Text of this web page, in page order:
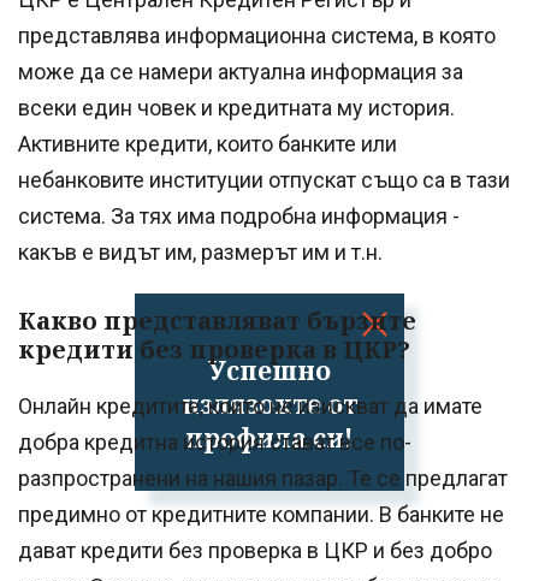
Успешно
излязохте от
профила си!
представлява информационна система, в която
може да се намери актуална информация за
всеки един човек и кредитната му история.
Активните кредити, които банките или
небанковите институции отпускат също са в тази
система. За тях има подробна информация -
какъв е видът им, размерът им и т.н.
Какво представляват бързите
кредити без проверка в ЦКР?
Онлайн кредитите, които не изискват да имате
добра кредитна история стават все по-
разпространени на нашия пазар. Те се предлагат
предимно от кредитните компании. В банките не
дават кредити без проверка в ЦКР и без добро